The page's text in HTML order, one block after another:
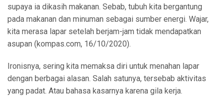
supaya ia dikasih makanan. Sebab, tubuh kita bergantung
pada makanan dan minuman sebagai sumber energi. Wajar,
kita merasa lapar setelah berjam-jam tidak mendapatkan
asupan (kompas.com, 16/10/2020).
Ironisnya, sering kita memaksa diri untuk menahan lapar
dengan berbagai alasan. Salah satunya, tersebab aktivitas
yang padat. Atau bahasa kasarnya karena gila kerja.